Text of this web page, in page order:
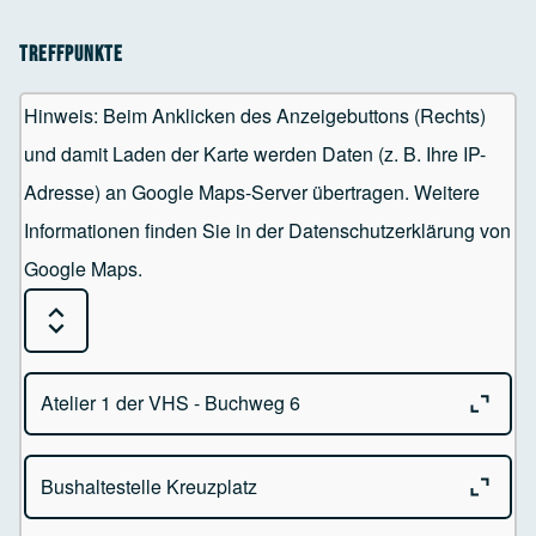
Treffpunkte
Hinweis: Beim Anklicken des Anzeigebuttons (Rechts)
und damit Laden der Karte werden Daten (z. B. Ihre IP-
Adresse) an Google Maps-Server übertragen. Weitere
Informationen finden Sie in der Datenschutzerklärung von
Google Maps.
Expand or Collapse all sections
Atelier 1 der VHS - Buchweg 6 Close
Atelier 1 der VHS
Bushaltestelle Kreuzplatz Close